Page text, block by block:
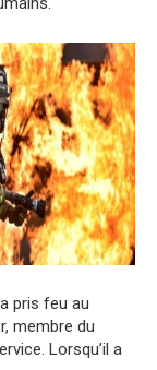
pris feu au
membre du
Lorsqu’il a